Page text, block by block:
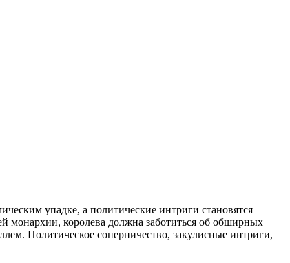
упадке, а политические интриги становятся
монархии, королева должна заботиться об обширных
Политическое соперничество, закулисные интриги,